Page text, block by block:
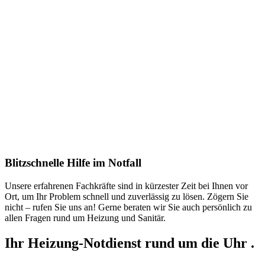
Blitzschnelle Hilfe im Notfall
Unsere erfahrenen Fachkräfte sind in kürzester Zeit bei Ihnen vor
Ort, um Ihr Problem schnell und zuverlässig zu lösen. Zögern Sie
nicht – rufen Sie uns an! Gerne beraten wir Sie auch persönlich zu
allen Fragen rund um Heizung und Sanitär.
Ihr Heizung-Notdienst rund um die Uhr .